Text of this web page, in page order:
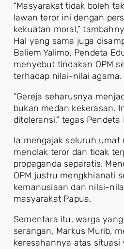
“Masyarakat tidak boleh
lawan teror ini dengan
kekuatan moral,”
Hal yang sama juga
Baliem Yalimo, Pendeta
menyebut tindakan OPM
terhadap nilai-nilai agama.
“Gereja seharusnya
bukan medan kekerasan.
ditoleransi,” tegas Pendeta
Ia mengajak seluruh umat
menolak teror dan tidak
propaganda separatis.
OPM justru mengkhianati
kemanusiaan dan nilai-
masyarakat Papua.
Sementara itu, warga
serangan, Markus Murib,
keresahannya atas situasi